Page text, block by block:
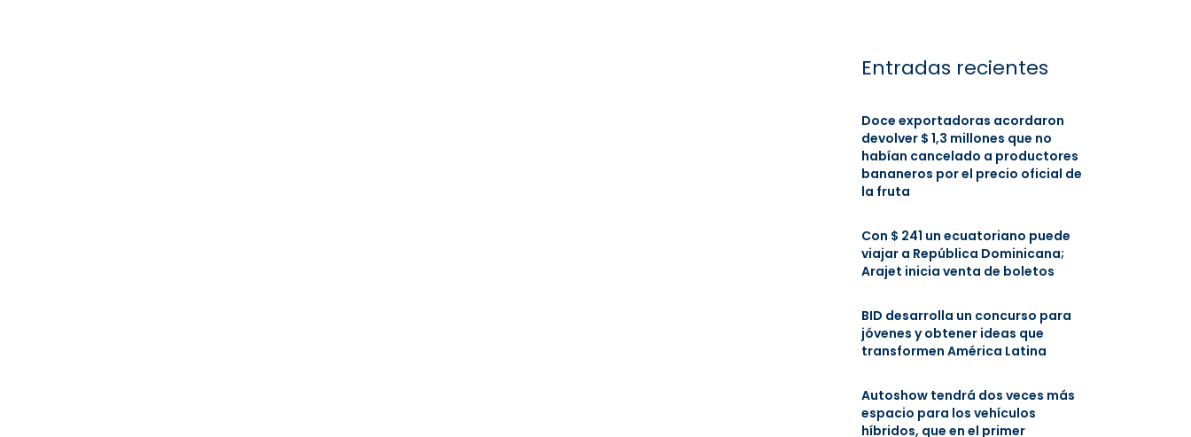
Entradas recientes
Doce exportadoras acordaron
devolver $ 1,3 millones que no
habían cancelado a productores
bananeros por el precio oficial de
la fruta
Con $ 241 un ecuatoriano puede
viajar a República Dominicana;
Arajet inicia venta de boletos
BID desarrolla un concurso para
jóvenes y obtener ideas que
transformen América Latina
Autoshow tendrá dos veces más
espacio para los vehículos
híbridos, que en el primer